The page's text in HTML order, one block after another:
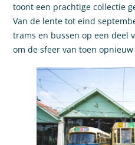
toont een prachtige collectie
Van de lente tot eind
trams en bussen op een deel
om de sfeer van toen